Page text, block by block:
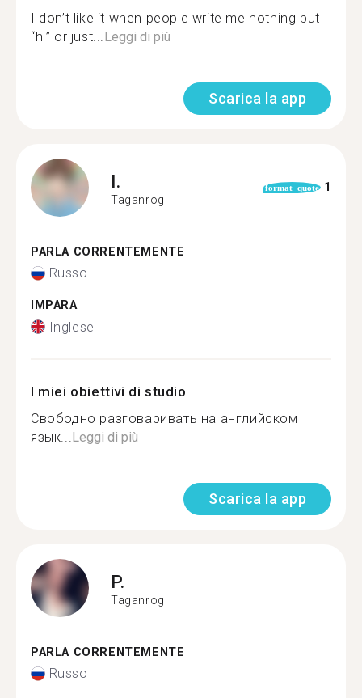
I don’t like it when people write me nothing but
“hi” or just... Leggi di più
Scarica la app
I.
Taganrog
format_quote 1
PARLA CORRENTEMENTE
Russo
IMPARA
Inglese
I miei obiettivi di studio
Свободно разговаривать на английском
язык... Leggi di più
Scarica la app
P.
Taganrog
PARLA CORRENTEMENTE
Russo